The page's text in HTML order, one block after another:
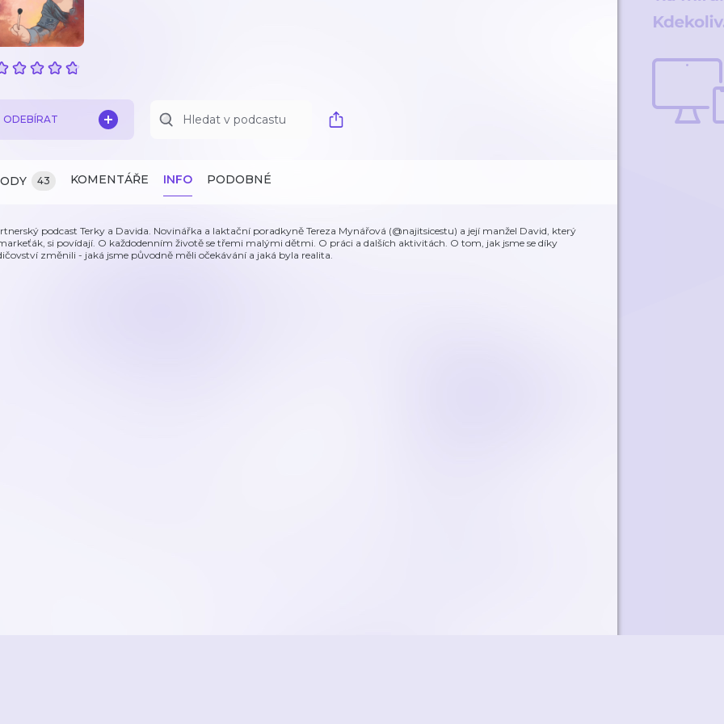
ODEBÍRAT
43 KOMENTÁŘE INFO PODOBNÉ
podcast Terky a Davida. Novinářka a laktační poradkyně Tereza Mynářová (@najitsicestu) a její manžel David, který
si povídají. O každodenním životě se třemi malými dětmi. O práci a dalších aktivitách. O tom, jak jsme se díky
změnili - jaká jsme původně měli očekávání a jaká byla realita.